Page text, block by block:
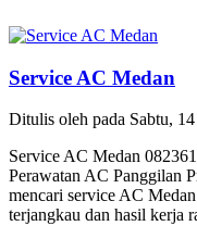
Service AC Medan
Ditulis oleh pada Sabtu,
Service AC Medan
Perawatan AC Panggilan
mencari service AC
terjangkau dan hasil kerja